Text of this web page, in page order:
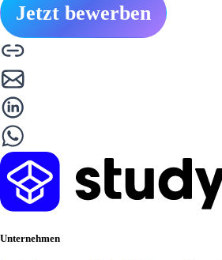
Jetzt bewerben
Unternehmen